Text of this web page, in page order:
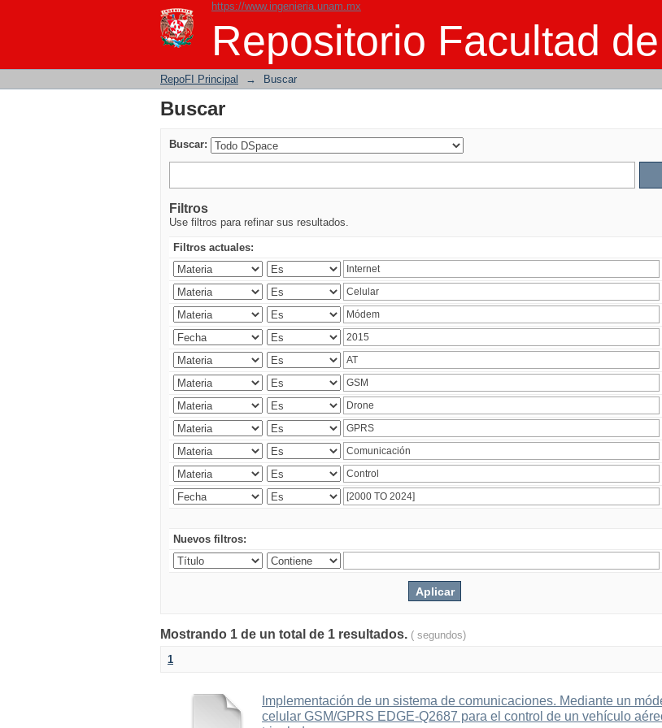
https://www.ingenieria.unam.mx
Repositorio Facultad
Buscar
RepoFI Principal → Buscar
Buscar
Buscar:
Filtros
Use filtros para refinar sus resultados.
Filtros actuales:
Nuevos filtros:
Mostrando 1 de un total de 1 resultados. ( segundos)
1
Implementación de un sistema de comunicaciones. Mediante un
celular GSM/GPRS EDGE-Q2687 para el control de un vehículo